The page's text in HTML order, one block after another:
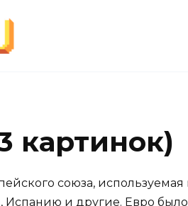
картинок)
союза, используемая
и другие. Евро